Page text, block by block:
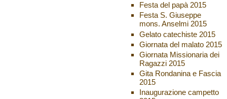
Festa del papà 2015
Festa S. Giuseppe
mons. Anselmi 2015
Gelato catechiste 2015
Giornata del malato 2015
Giornata Missionaria dei
Ragazzi 2015
Gita Rondanina e Fascia
2015
Inaugurazione campetto